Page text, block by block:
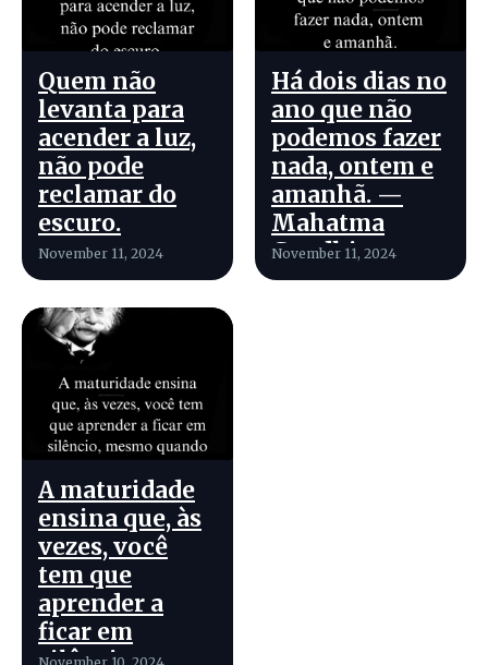
Quem não
levanta para
acender a luz,
não pode
reclamar do
escuro.
November 11, 2024
Há dois dias no
ano que não
podemos fazer
nada, ontem e
amanhã. —
Mahatma
Gandhi
November 11, 2024
A maturidade
ensina que, às
vezes, você
tem que
aprender a
ficar em